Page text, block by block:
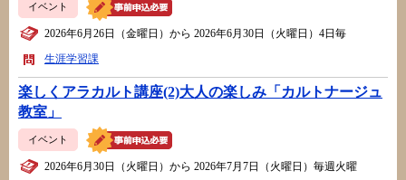
イベント
2026年6月26日（金曜日）から 2026年6月30日（火曜日）4日毎
生涯学習課
楽しくアラカルト講座(2)大人の楽しみ「カルトナージュ
教室」
イベント
2026年6月30日（火曜日）から 2026年7月7日（火曜日）毎週火曜